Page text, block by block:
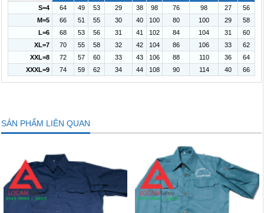
S=4
64 49 53 29 38 98 76 98 27
56
M=5
66 51 55 30 40 100 80 100 29
58
L=6
68 53 56 31 41 102 84 104 31
60
XL=7
70 55 58 32 42 104 86 106 33
62
XXL=8
72 57 60 33 43 106 88 110 36
64
XXXL=9
74 59 62 34 44 108 90 114 40 66
SẢN PHẨM LIÊN QUAN